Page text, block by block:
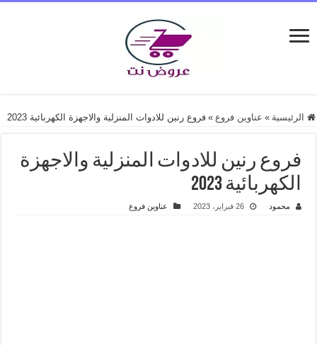
الرئيسية » عناوين فروع » فروع رنين للادوات المنزلية والاجهزة الكهربائية 2023
فروع رنين للادوات المنزلية والاجهزة
الكهربائية 2023
محمود 26 فبراير، 2023 عناوين فروع